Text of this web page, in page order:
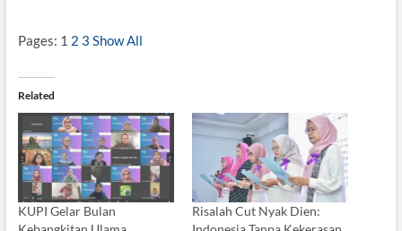
Pages: 1 2 3 Show All
Related
KUPI Gelar Bulan
Risalah Cut Nyak Dien: